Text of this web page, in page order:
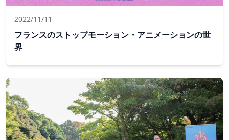
2022/11/11
フランスのストップモーション・アニメーションの世
界